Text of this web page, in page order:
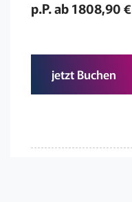
p.P. ab 1808,90 €
jetzt Buchen